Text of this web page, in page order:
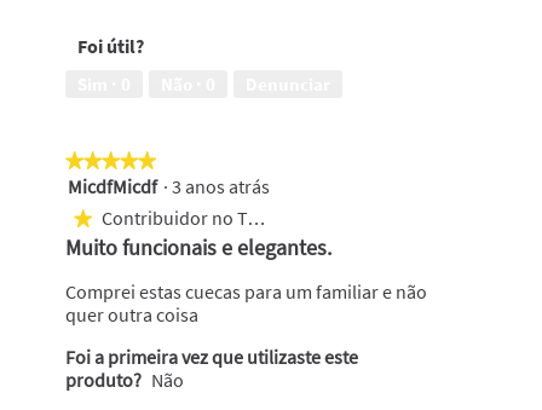
Foi útil?
★★★★★
★★★★★
5
em
estrelas.
MicdfMicdf · 3 anos atrás
★ Contribuidor no Top 1000
Muito funcionais e elegantes.
Comprei estas cuecas para um familiar e não
quer outra coisa
Foi a primeira vez que utilizaste este
produto? Não